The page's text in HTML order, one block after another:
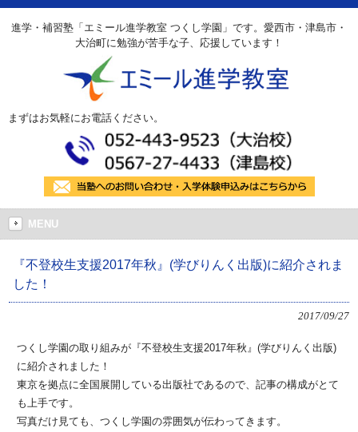
進学・補習塾「エミール進学教室 つくし学園」です。愛西市・津島市・
大治町に勉強が苦手な子、応援しています！
まずはお気軽にお電話ください。
MENU
『不登校生支援2017年秋』(学びりんく出版)に紹介されま
した！
2017/09/27
つくし学園の取り組みが『不登校生支援2017年秋』(学びりんく出版)
に紹介されました！
東京を拠点に全国展開している出版社であるので、記事の構成がとて
も上手です。
写真だけ見ても、つくし学園の雰囲気が伝わってきます。